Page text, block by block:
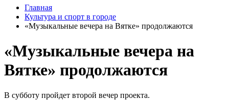
Главная
Культура и спорт в городе
«Музыкальные вечера на Вятке» продолжаются
«Музыкальные вечера на
Вятке» продолжаются
В субботу пройдет второй вечер проекта.